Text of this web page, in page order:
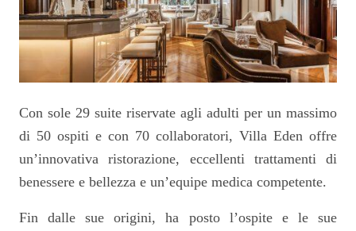
Con sole 29 suite riservate agli adulti per un massimo
di 50 ospiti e con 70 collaboratori, Villa Eden offre
un’innovativa ristorazione, eccellenti trattamenti di
benessere e bellezza e un’equipe medica competente.
Fin dalle sue origini, ha posto l’ospite e le sue